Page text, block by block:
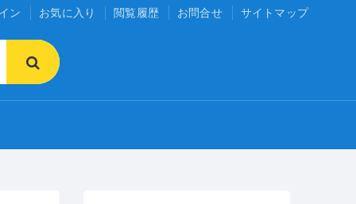
ン お気に入り 閲覧履歴 お問合せ サイトマップ